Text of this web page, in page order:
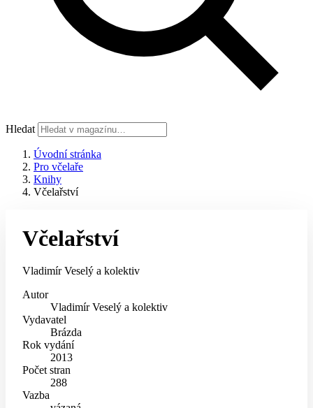
Hledat
Úvodní stránka
Pro včelaře
Knihy
Včelařství
Včelařství
Vladimír Veselý a kolektiv
Autor
Vladimír Veselý a kolektiv
Vydavatel
Brázda
Rok vydání
2013
Počet stran
288
Vazba